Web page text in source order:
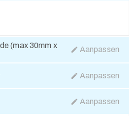
(max 30mm x
Aanpassen
Aanpassen
Aanpassen